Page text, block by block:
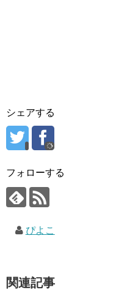
シェアする
フォローする
ぴよこ
関連記事